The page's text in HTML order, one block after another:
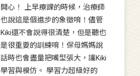
開心！ 上早療課的時候，治療師
也說這是個進步的象徵唷！儘管
Kiki還不會說得很清楚，但是聽也
是很重要的訓練唷！保母媽媽說
話時也會盡量把嘴型張大，讓Kiki
學習與模仿。 學習力超級好的